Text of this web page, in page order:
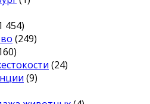
454)
(249)
(24)
(9)